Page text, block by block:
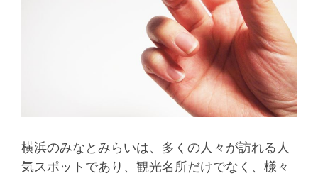
横浜のみなとみらいは、多くの人々が訪れる人
気スポットであり、観光名所だけでなく、様々